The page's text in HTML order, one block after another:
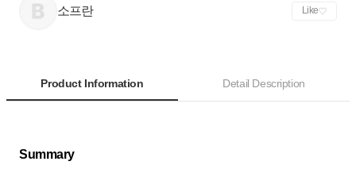
소프란 Like
Product Information Detail Description
Summary